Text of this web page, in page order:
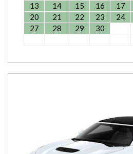
13
14 15 16 17
20
21 22 23 24
27
28 29 30